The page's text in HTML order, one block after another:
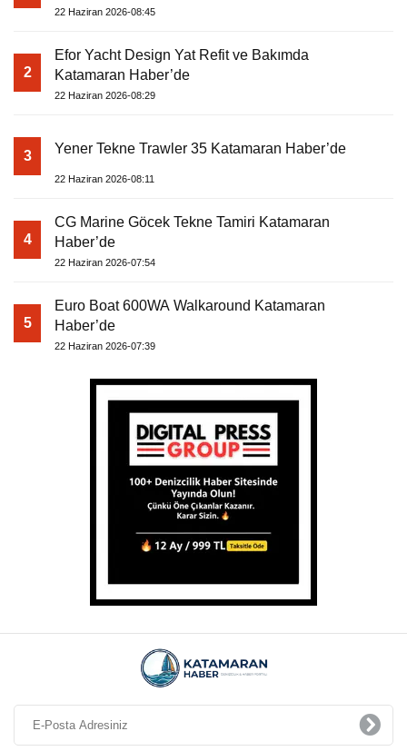
22 Haziran 2026-08:45
2
Efor Yacht Design Yat Refit ve Bakımda
Katamaran Haber’de
22 Haziran 2026-08:29
3 Yener Tekne Trawler 35 Katamaran Haber’de
22 Haziran 2026-08:11
4
CG Marine Göcek Tekne Tamiri Katamaran
Haber’de
22 Haziran 2026-07:54
5
Euro Boat 600WA Walkaround Katamaran
Haber’de
22 Haziran 2026-07:39